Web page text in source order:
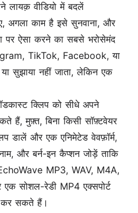
लायक़ वीडियो में बदलें
अगला काम है इसे सुनवाना, और
पर ऐसा करने का सबसे भरोसेमंद
TikTok, Facebook, या
सुझाया नहीं जाता, लेकिन एक
क्लिप को सीधे अपने
हैं, मुफ़्त, बिना किसी सॉफ़्टवेयर
डालें और एक एनिमेटेडवेवफ़ॉर्म,
और बर्न-इन कैप्शन जोड़ें ताकि
MP3, WAV, M4A,
सोशल-रेडी MP4 एक्सपोर्ट
कर सकते हैं।